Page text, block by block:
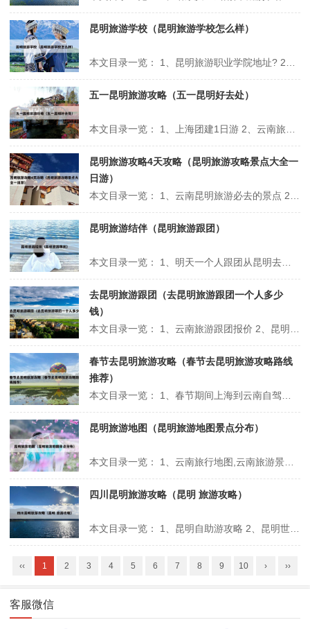
昆明旅游学校（昆明旅游学校怎么样）
五一昆明旅游攻略（五一昆明好去处）
昆明旅游攻略4天攻略（昆明旅游攻略景点大全一
日游）
昆明旅游结伴（昆明旅游跟团）
去昆明旅游跟团（去昆明旅游跟团一个人多少
钱）
春节去昆明旅游攻略（春节去昆明旅游攻略路线
推荐）
昆明旅游地图（昆明旅游地图景点分布）
四川昆明旅游攻略（昆明 旅游攻略）
‹‹ 1 2 3 4 5 6 7 8 9 10 › ››
客服微信